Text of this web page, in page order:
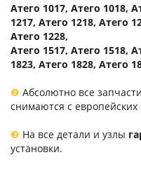
Атего 1017, Атего 1018,
1217, Атего 1218, Атего
Атего 1228,
Атего 1517, Атего 1518,
1823, Атего 1828, Атего
❷ Абсолютно все
снимаются с европейских
❸ На все детали и узлы
установки.